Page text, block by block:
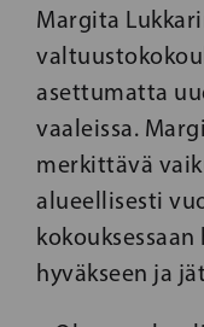
Margita
asettumatta
vaaleissa.
merkittävä
alueellisesti
hyväkseen ja